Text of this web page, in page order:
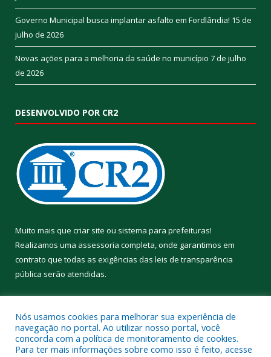
Governo Municipal busca implantar asfalto em Fordlândia! 15 de
julho de 2026
Novas ações para a melhoria da saúde no município 7 de julho
de 2026
DESENVOLVIDO POR CR2
Muito mais que criar site ou sistema para prefeituras!
Realizamos uma assessoria completa, onde garantimos em
contrato que todas as exigências das leis de transparência
pública serão atendidas.
Nós usamos cookies para melhorar sua experiência de
navegação no portal. Ao utilizar nosso portal, você
concorda com a política de monitoramento de cookies.
Para ter mais informações sobre como isso é feito, acesse